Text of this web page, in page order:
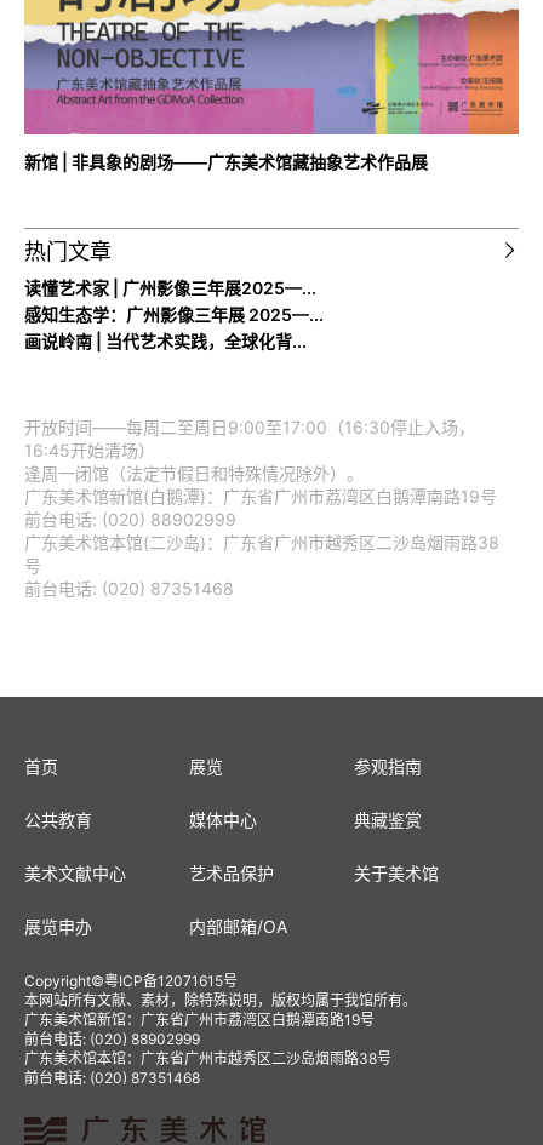
新馆 | 非具象的剧场——广东美术馆藏抽象艺术作品展
热门文章
读懂艺术家 | 广州影像三年展2025—...
感知生态学：广州影像三年展 2025—...
画说岭南 | 当代艺术实践，全球化背...
开放时间——每周二至周日9:00至17:00（16:30停止入场，
16:45开始清场）
逢周一闭馆（法定节假日和特殊情况除外）。
广东美术馆新馆(白鹅潭)：广东省广州市荔湾区白鹅潭南路19号
前台电话: (020) 88902999
广东美术馆本馆(二沙岛)：广东省广州市越秀区二沙岛烟雨路38
号
前台电话: (020) 87351468
首页 展览 参观指南
公共教育 媒体中心 典藏鉴赏
美术文献中心 艺术品保护 关于美术馆
展览申办 内部邮箱/OA
Copyright©粤ICP备12071615号
本网站所有文献、素材，除特殊说明，版权均属于我馆所有。
广东美术馆新馆：广东省广州市荔湾区白鹅潭南路19号
前台电话: (020) 88902999
广东美术馆本馆：广东省广州市越秀区二沙岛烟雨路38号
前台电话: (020) 87351468